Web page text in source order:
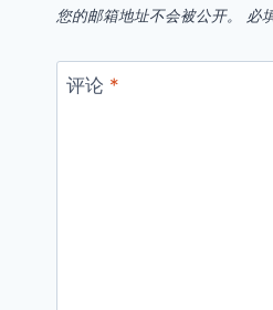
您的邮箱地址不会被公开。 必
评论 *